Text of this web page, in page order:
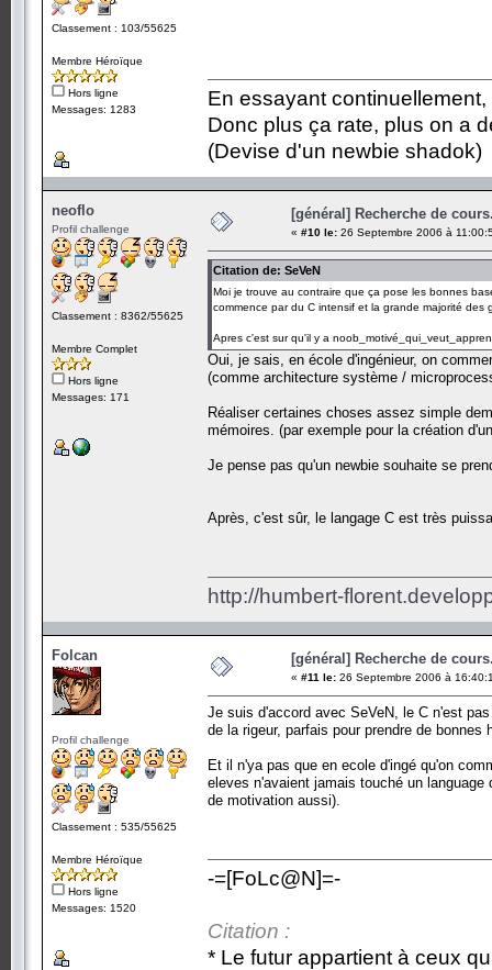
Classement : 103/55625
Membre Héroïque
Hors ligne
Messages: 1283
En essayant
Donc plus ça rate, plus on a
(Devise d'un newbie shadok)
neoflo
Profil challenge
Classement : 8362/55625
Membre Complet
Hors ligne
Messages: 171
[général] Recherche de
« #10 le: 26 Septembre 2006 à
Citation de: SeVeN
Moi je trouve au contraire que ça pose les bonnes
commence par du C intensif et la grande majorité des
Apres c'est sur qu'il y a
Oui, je sais, en école d'ingénieur, on
(comme architecture système /
Réaliser certaines choses assez simple
mémoires. (par exemple pour la création
Je pense pas qu'un newbie souhaite se
Après, c'est sûr, le langage C est très
http://humbert-
Folcan
Profil challenge
Classement : 535/55625
Membre Héroïque
Hors ligne
Messages: 1520
[général] Recherche de
« #11 le: 26 Septembre 2006 à
Je suis d'accord avec SeVeN, le C n'est
de la rigeur, parfais pour prendre de bonnes
Et il n'ya pas que en ecole d'ingé qu'on
eleves n'avaient jamais touché un
de motivation aussi).
-=[FoLc@N]=-
Citation :
* Le futur appartient à ceux